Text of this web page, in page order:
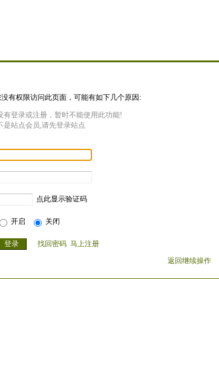
有权限访问此页面，可能有如下几个原因:
有登录或注册，暂时不能使用此功能!
是站点会员,请先登录站点
点此显示验证码
开启 关闭
找回密码 马上注册
返回继续操作